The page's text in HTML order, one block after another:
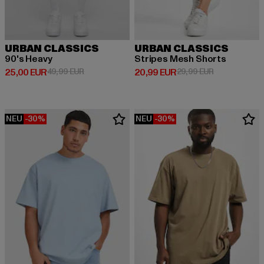
URBAN CLASSICS
90's Heavy
25,00 EUR
Derzeitiger Preis: 25,00 EUR
49,99 EURAktionspreis: 49,99 EUR
URBAN CLASSICS
Stripes Mesh Shorts
20,99 EUR
Derzeitiger Preis: 20,99 EUR
29,99 EURAktionspreis:
NEU -30% NEU -30%